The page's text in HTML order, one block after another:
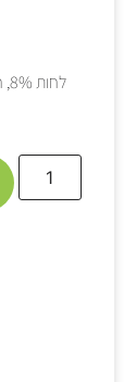
לחות 8%, חלבון 30%, סיבים 2.4%, שומן 19%, אפר 8.3%